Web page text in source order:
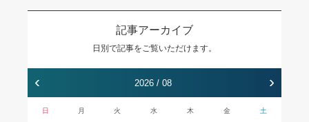
記事アーカイブ
日別で記事をご覧いただけます。
‹ 2026 / 08 ›
日 月 火 水 木 金 土